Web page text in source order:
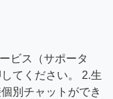
ビス（サポータ
てください。 2.生
別チャットができ